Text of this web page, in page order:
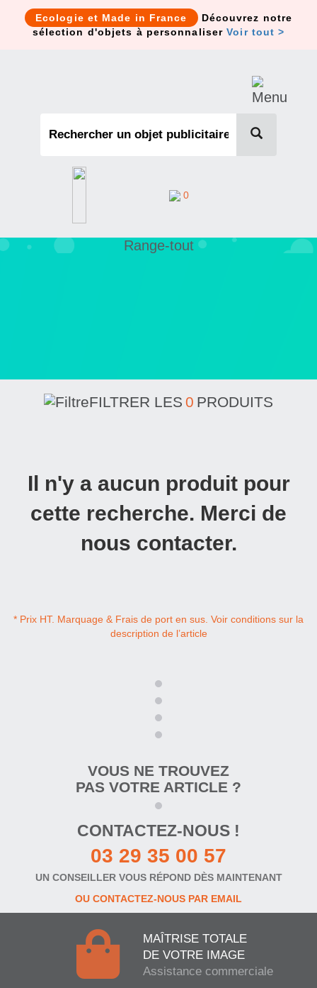
Ecologie et Made in France
Découvrez notre
sélection d'objets à personnaliserVoir tout >
0
Range-tout
FILTRER LES 0 PRODUITS
Il n'y a aucun produit pour
cette recherche. Merci de
nous contacter.
* Prix HT. Marquage & Frais de port en sus. Voir conditions sur la
description de l’article
VOUS NE TROUVEZ
PAS VOTRE ARTICLE ?
CONTACTEZ-NOUS !
03 29 35 00 57
UN CONSEILLER VOUS RÉPOND DÈS MAINTENANT
OU CONTACTEZ-NOUS PAR EMAIL
MAÎTRISE TOTALE
DE VOTRE IMAGE
Assistance commerciale
Cookies management panel